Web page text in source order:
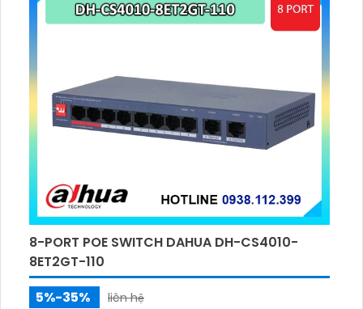
8-PORT POE SWITCH DAHUA DH-CS4010-
8ET2GT-110
5%-35%
liên hệ